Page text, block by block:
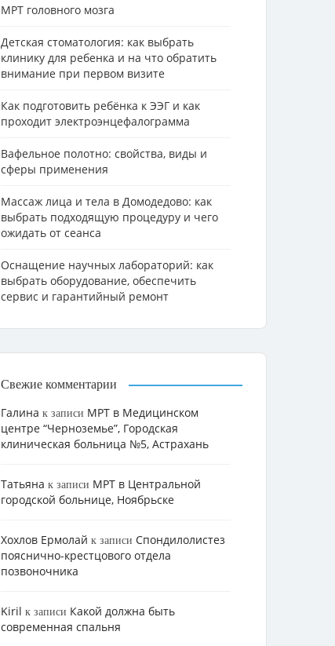
МРТ головного мозга
Детская стоматология: как выбрать
клинику для ребенка и на что обратить
внимание при первом визите
Как подготовить ребёнка к ЭЭГ и как
проходит электроэнцефалограмма
Вафельное полотно: свойства, виды и
сферы применения
Массаж лица и тела в Домодедово: как
выбрать подходящую процедуру и чего
ожидать от сеанса
Оснащение научных лабораторий: как
выбрать оборудование, обеспечить
сервис и гарантийный ремонт
Свежие комментарии
Галина к записи МРТ в Медицинском
центре “Черноземье”, Городская
клиническая больница №5, Астрахань
Татьяна к записи МРТ в Центральной
городской больнице, Ноябрьске
Хохлов Ермолай к записи Cпондилолистез
пояснично-крестцового отдела
позвоночника
Kiril к записи Какой должна быть
современная спальня